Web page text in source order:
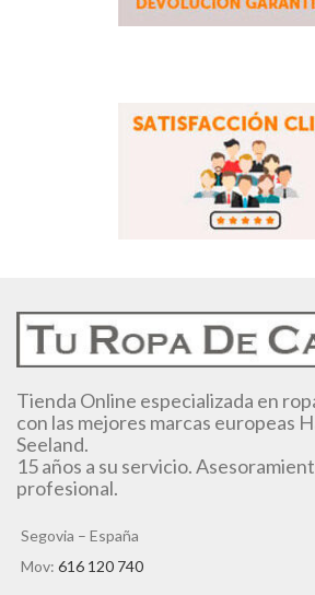
Tienda Online especializada en
con las mejores marcas europeas
Seeland.
15 años a su servicio.
profesional.
Segovia – España
Mov: 616 120 740